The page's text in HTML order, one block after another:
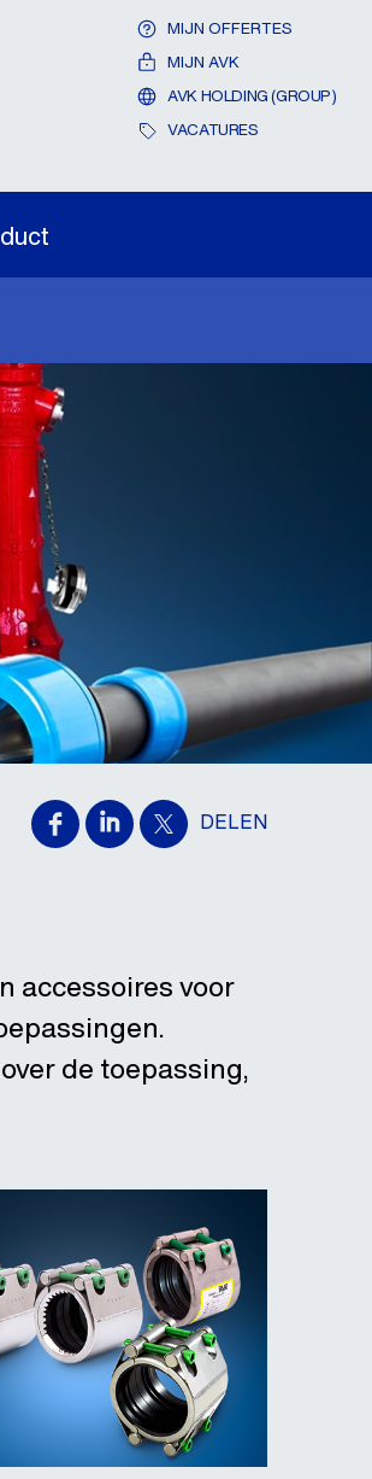
MIJN OFFERTES
MIJN AVK
AVK HOLDING (GROUP)
VACATURES
DELEN
accessoires voor
de toepassing,